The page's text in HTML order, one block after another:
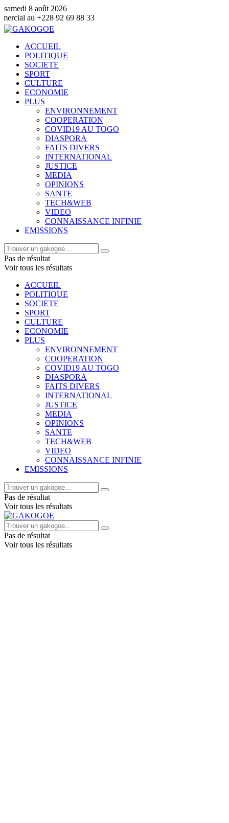
samedi 8 août 2026
88 33
ACCUEIL
POLITIQUE
SOCIETE
SPORT
CULTURE
ECONOMIE
PLUS
ENVIRONNEMENT
COOPERATION
COVID19 AU TOGO
DIASPORA
FAITS DIVERS
INTERNATIONAL
JUSTICE
MEDIA
OPINIONS
SANTE
TECH&WEB
VIDEO
CONNAISSANCE INFINIE
EMISSIONS
Pas de résultat
Voir tous les résultats
ACCUEIL
POLITIQUE
SOCIETE
SPORT
CULTURE
ECONOMIE
PLUS
ENVIRONNEMENT
COOPERATION
COVID19 AU TOGO
DIASPORA
FAITS DIVERS
INTERNATIONAL
JUSTICE
MEDIA
OPINIONS
SANTE
TECH&WEB
VIDEO
CONNAISSANCE INFINIE
EMISSIONS
Pas de résultat
Voir tous les résultats
Pas de résultat
Voir tous les résultats